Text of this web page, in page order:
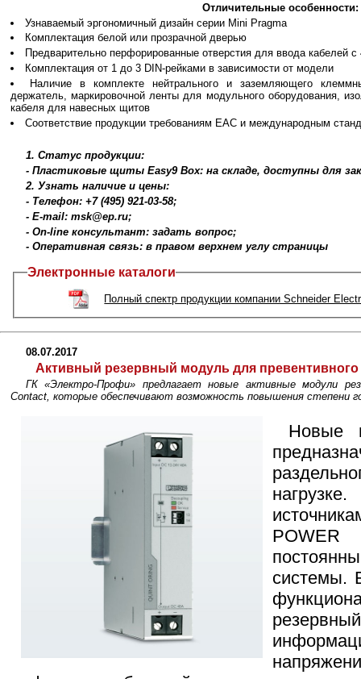
Отличительные особенности:
Узнаваемый эргономичный дизайн серии Mini Pragma
Комплектация белой или прозрачной дверью
Предварительно перфорированные отверстия для ввода кабелей с
Комплектация от 1 до 3 DIN-рейками в зависимости от модели
Наличие в комплекте нейтрального и заземляющего
держатель, маркировочной ленты для модульного оборудования,
кабеля для навесных щитов
Соответствие продукции требованиям EAC и международным
1. Статус продукции:
- Пластиковые щиты Easy9 Box: на складе, доступны для
2. Узнать наличие и цены:
- Телефон: +7 (495) 921-03-58;
- E-mail: msk@ep.ru;
- On-line консультант: задать вопрос;
- Оперативная связь: в правом верхнем углу страницы
Электронные каталоги
Полный спектр продукции компании Schneider
08.07.2017
Активный резервный модуль для
ГК «Электро-Профи» предлагает новые активные модули
Contact, которые обеспечивают возможность повышения степени
Новые
системы.